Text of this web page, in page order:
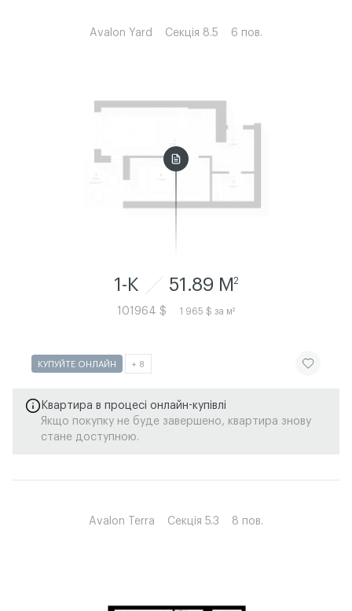
Avalon Yard Секція 8.5 6 пов.
1-К 51.89 M 2
101964 $ 1 965 $ за м²
КУПУЙТЕ ОНЛАЙН + 8 ЧИТАТИ
Квартира в процесі онлайн-купівлі
Якщо покупку не буде завершено, квартира знову
стане доступною.
Avalon Terra Секція 5.3 8 пов.